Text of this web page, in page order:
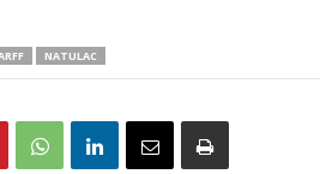
NATULAC